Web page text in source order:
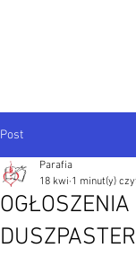
Post
OGŁOSZENIA
Parafia
18 kwi 1 minut(y)